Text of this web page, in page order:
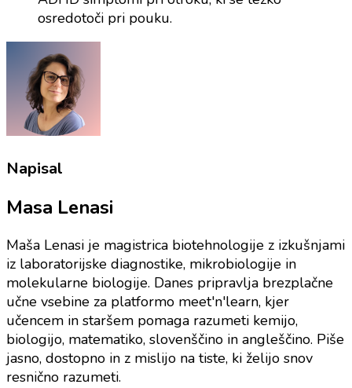
osredotoči pri pouku.
Napisal
Masa Lenasi
Maša Lenasi je magistrica biotehnologije z izkušnjami
iz laboratorijske diagnostike, mikrobiologije in
molekularne biologije. Danes pripravlja brezplačne
učne vsebine za platformo meet'n'learn, kjer
učencem in staršem pomaga razumeti kemijo,
biologijo, matematiko, slovenščino in angleščino. Piše
jasno, dostopno in z mislijo na tiste, ki želijo snov
resnično razumeti.